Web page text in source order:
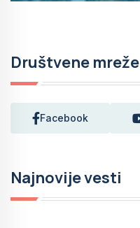
Društvene mreže
Facebook
Najnovije vesti